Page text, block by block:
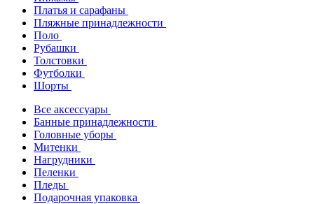
Платья и сарафаны
Пляжные принадлежности
Поло
Рубашки
Толстовки
Футболки
Шорты
Все аксессуары
Банные принадлежности
Головные уборы
Митенки
Нагрудники
Пеленки
Пледы
Подарочная упаковка